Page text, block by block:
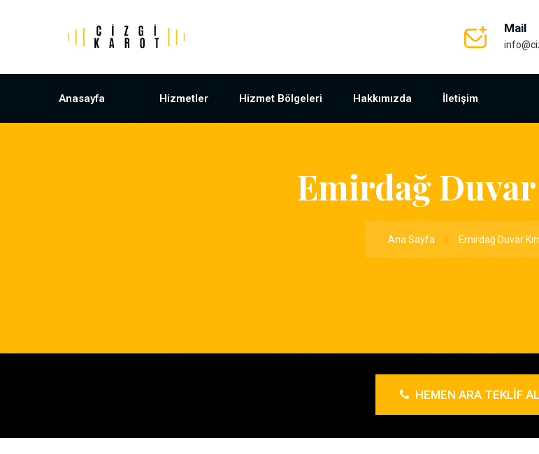
Mail
Anasayfa Hizmetler Hizmet Bölgeleri Hakkımızda İletişim
Emirdağ
Ana Sayfa Emirdağ Duvar
HEMEN ARA TEKLIF AL